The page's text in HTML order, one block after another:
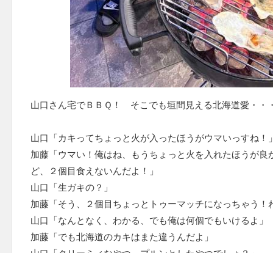
山口さん宅でＢＢＱ！ そこでも垣間見える北海道愛・・
山口「カキってちょっと火が入ったほうがウマいっすね！
加藤「ウマい！俺はね、もうちょっと火を入れたほうが
ど、２個目食えないんだよ！」
山口「生ガキの？」
加藤「そう、２個目ちょっとトゥーマッチになっちゃう！
山口「なんとなく、わかる、でも俺は何個でもいけるよ」
加藤「でも北海道のカキはまた違うんだよ」